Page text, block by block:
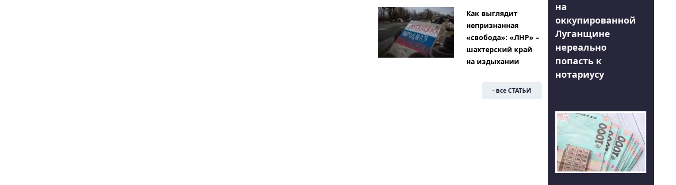
Как выглядит
непризнанная
«свобода»: «ЛНР» –
шахтерский край
на издыхании
- все СТАТЬИ
на
оккупированной
Луганщине
нереально
попасть к
нотариусу